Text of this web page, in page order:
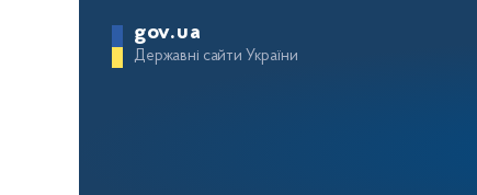
gov.ua
Державні сайти України